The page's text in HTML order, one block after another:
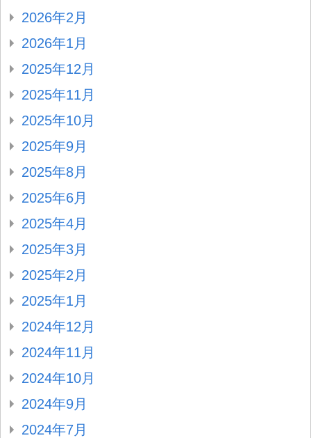
2026年2月
2026年1月
2025年12月
2025年11月
2025年10月
2025年9月
2025年8月
2025年6月
2025年4月
2025年3月
2025年2月
2025年1月
2024年12月
2024年11月
2024年10月
2024年9月
2024年7月